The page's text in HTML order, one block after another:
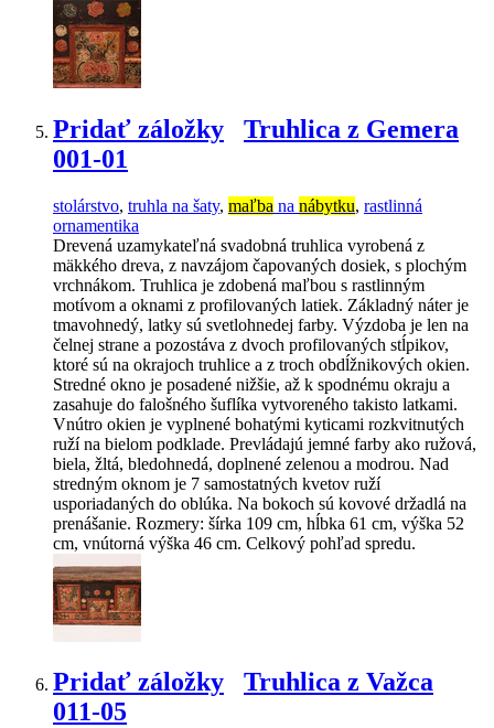
Pridať záložky
Truhlica z Gemera
001-01
stolárstvo, truhla na šaty, maľba na nábytku, rastlinná
ornamentika
Drevená uzamykateľná svadobná truhlica vyrobená z
mäkkého dreva, z navzájom čapovaných dosiek, s plochým
vrchnákom. Truhlica je zdobená maľbou s rastlinným
motívom a oknami z profilovaných latiek. Základný náter je
tmavohnedý, latky sú svetlohnedej farby. Výzdoba je len na
čelnej strane a pozostáva z dvoch profilovaných stĺpikov,
ktoré sú na okrajoch truhlice a z troch obdĺžnikových okien.
Stredné okno je posadené nižšie, až k spodnému okraju a
zasahuje do falošného šuflíka vytvoreného takisto latkami.
Vnútro okien je vyplnené bohatými kyticami rozkvitnutých
ruží na bielom podklade. Prevládajú jemné farby ako ružová,
biela, žltá, bledohnedá, doplnené zelenou a modrou. Nad
stredným oknom je 7 samostatných kvetov ruží
usporiadaných do oblúka. Na bokoch sú kovové držadlá na
prenášanie. Rozmery: šírka 109 cm, hĺbka 61 cm, výška 52
cm, vnútorná výška 46 cm. Celkový pohľad spredu.
Pridať záložky
Truhlica z Važca
011-05